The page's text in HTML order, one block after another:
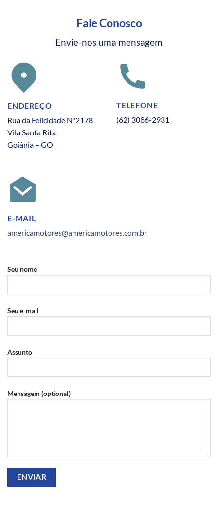
Fale Conosco
Envie-nos uma mensagem
ENDEREÇO
Rua da Felicidade N°2178
Vila Santa Rita
Goiânia – GO
TELEFONE
(62) 3086-2931
E-MAIL
americamotores@americamotores.com.br
Seu nome
Seu e-mail
Assunto
Mensagem (optional)